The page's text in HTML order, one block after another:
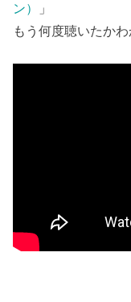
ン）
」
もう何度聴いたか